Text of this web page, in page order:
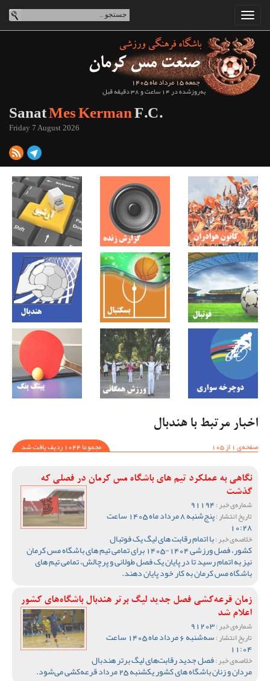
جمعه 15 مرداد ماه 1405
به‌روزشده در 14 ساعت و 38 دقیقه قبل
SanatMes KermanF.C.
Friday 7 August 2026
اخبار مرتبط با هندبال
صفحه‌ی 1 از 105
مجموعا 1044 ردیف یافت شد
نگاهی به عملکرد تیم های باشگاه مس کرمان در فصلی که
گذشت
شماره‌ی خبر :
تاریخ انتشار : پنج‌شنبه 8 مرداد ماه 1405 ساعت
10:28
خلاصه‌ی خبر :با اتمام رقابت های لیگ یک فوتبال
کشور، فصل ورزشی 1404-1405 برای تمامی تیم های باشگاه مس کرمان
نیز به اتمام رسید تا در پایان یک فصل طولانی و پرچالش، تمامی تیم های
باشگاه مس کرمان به کار خود پایان دهند.
زمان قرعه‌کشی فصل جدید لیگ برتر هندبال باشگاه‌های کشور
اعلام شد
شماره‌ی خبر :
تاریخ انتشار : سه‌شنبه 6 مرداد ماه 1405 ساعت
11:04
خلاصه‌ی خبر :فصل جدید رقابت‌های لیگ برتر هندبال
مردان و زنان باشگاه های کشور یکشنبه 25 مرداد قرعه‌کشی می‌شود.